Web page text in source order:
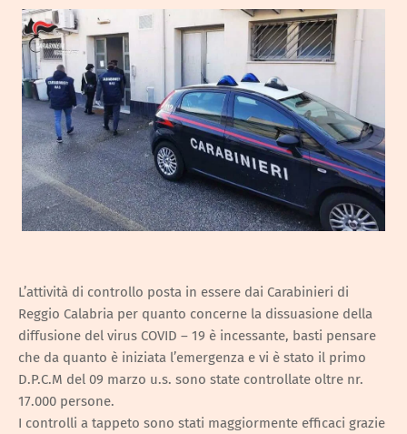
L’attività di controllo posta in essere dai Carabinieri di
Reggio Calabria per quanto concerne la dissuasione della
diffusione del virus COVID – 19 è incessante, basti pensare
che da quanto è iniziata l’emergenza e vi è stato il primo
D.P.C.M del 09 marzo u.s. sono state controllate oltre nr.
17.000 persone.
I controlli a tappeto sono stati maggiormente efficaci grazie